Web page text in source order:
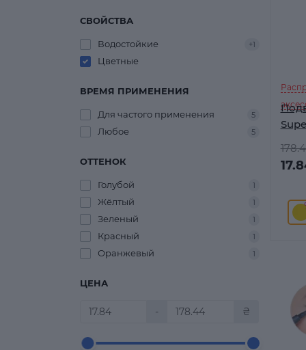
СВОЙСТВА
Водостойкие +1
Цветные
ВРЕМЯ ПРИМЕНЕНИЯ
Для частого применения 5
Любое 5
ОТТЕНОК
Голубой 1
Жёлтый 1
Зеленый 1
Красный 1
Оранжевый 1
ЦЕНА
- ₴